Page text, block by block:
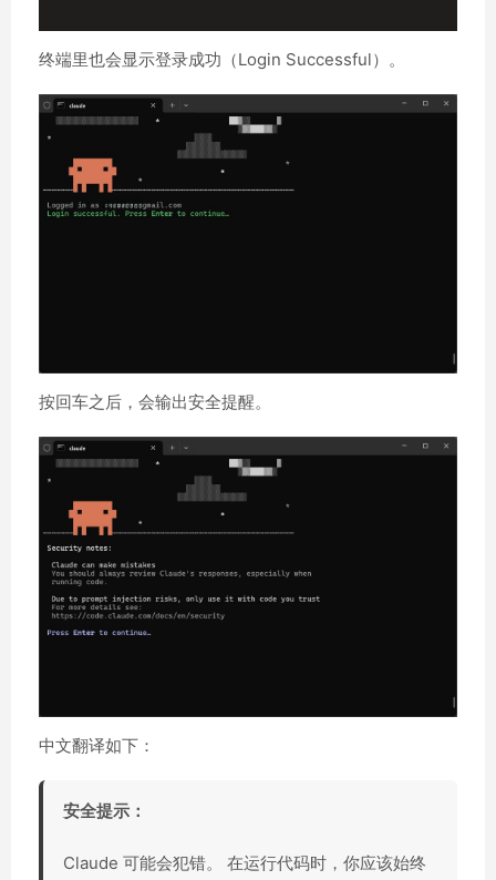
终端里也会显示登录成功（Login Successful）。
按回车之后，会输出安全提醒。
中文翻译如下：
安全提示：
Claude 可能会犯错。 在运行代码时，你应该始终